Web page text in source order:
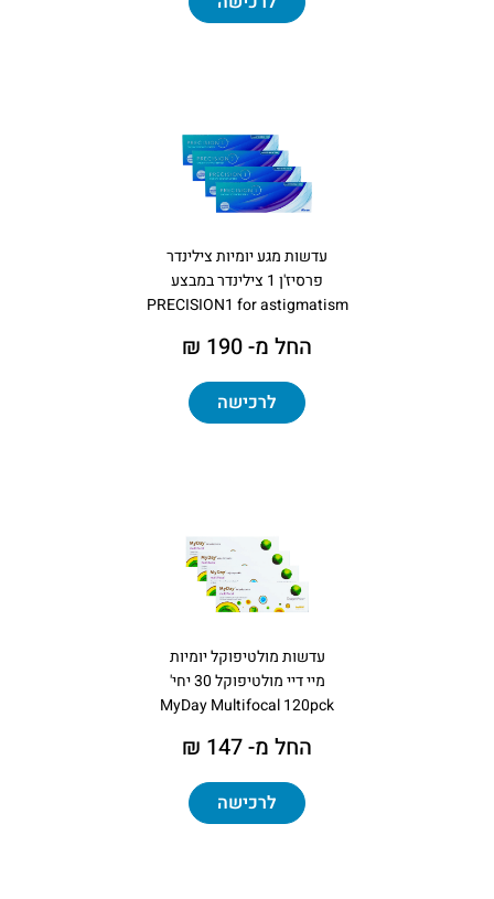
עדשות מגע יומיות צילינדר
פרסיז'ן 1 צילינדר במבצע
PRECISION1 for astigmatism
החל מ- 190 ₪
לרכישה
עדשות מולטיפוקל יומיות
מיי דיי מולטיפוקל 30 יחי'
MyDay Multifocal 120pck
החל מ- 147 ₪
לרכישה